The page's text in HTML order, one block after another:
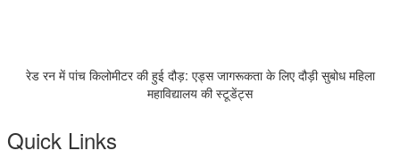
रेड रन में पांच किलोमीटर की हुई दौड़: एड्स जागरूकता के लिए दौड़ी सुबोध महिला
महाविद्यालय की स्टूडेंट्स
Quick Links